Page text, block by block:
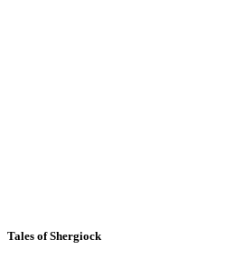
Tales of Shergiock